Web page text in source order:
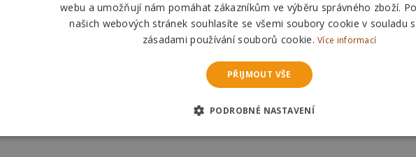
webu a umožňují nám pomáhat zákazníkům ve výběru správného zboží.
našich webových stránek souhlasíte se všemi soubory cookie v souladu
zásadami používání souborů cookie.Více informací
PŘIJMOUT VŠE
PODROBNÉ NASTAVENÍ